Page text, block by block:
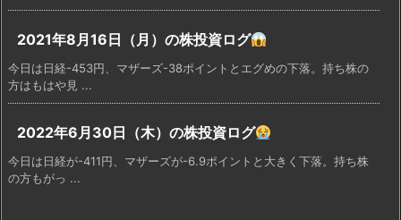
2021年8月16日（月）の株投資ログ
今日は日経-453円、マザーズ-38ポイントとエグめの下落。持ち株の
方はもはや見 ...
2022年6月30日（木）の株投資ログ
今日は日経が-411円、マザーズが-6.9ポイントと大きく下落。持ち株
の方もがっ ...